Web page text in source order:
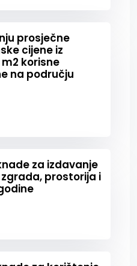
prosječne
cijene iz
korisne
na području
za izdavanje
prostorija i